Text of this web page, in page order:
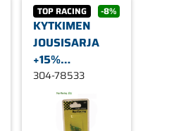
TOP RACING -8%
KYTKIMEN
JOUSISARJA
+15%
MINARELLI,PEUGEOT
304-78533